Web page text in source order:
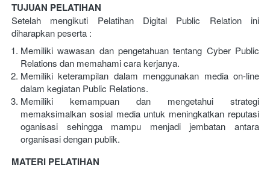
TUJUAN PELATIHAN
Setelah mengikuti Pelatihan Digital Public Relation ini
diharapkan peserta :
Memiliki wawasan dan pengetahuan tentang Cyber Public
Relations dan memahami cara kerjanya.
Memiliki keterampilan dalam menggunakan media on-line
dalam kegiatan Public Relations.
Memiliki kemampuan dan mengetahui strategi
memaksimalkan sosial media untuk meningkatkan reputasi
oganisasi sehingga mampu menjadi jembatan antara
organisasi dengan publik.
MATERI PELATIHAN